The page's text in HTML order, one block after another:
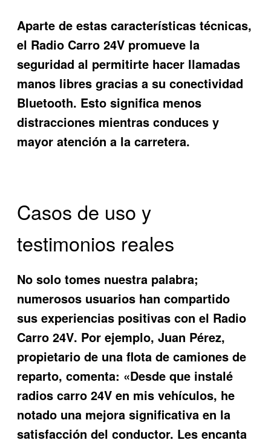
Aparte de estas características técnicas,
el Radio Carro 24V promueve la
seguridad al permitirte hacer llamadas
manos libres gracias a su conectividad
Bluetooth. Esto significa menos
distracciones mientras conduces y
mayor atención a la carretera.
Casos de uso y
testimonios reales
No solo tomes nuestra palabra;
numerosos usuarios han compartido
sus experiencias positivas con el Radio
Carro 24V. Por ejemplo, Juan Pérez,
propietario de una flota de camiones de
reparto, comenta: «Desde que instalé
radios carro 24V en mis vehículos, he
notado una mejora significativa en la
satisfacción del conductor. Les encanta